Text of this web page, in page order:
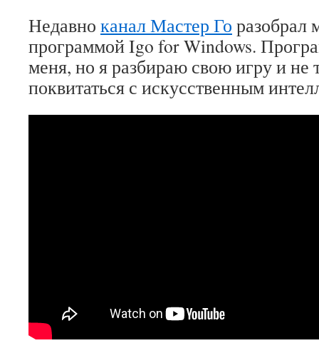
Недавно канал Мастер Го разобрал
программой Igo for Windows.
меня, но я разбираю свою игру и не
поквитаться с искусственным